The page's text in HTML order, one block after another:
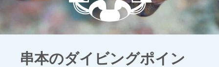
串本のダイビングポイン